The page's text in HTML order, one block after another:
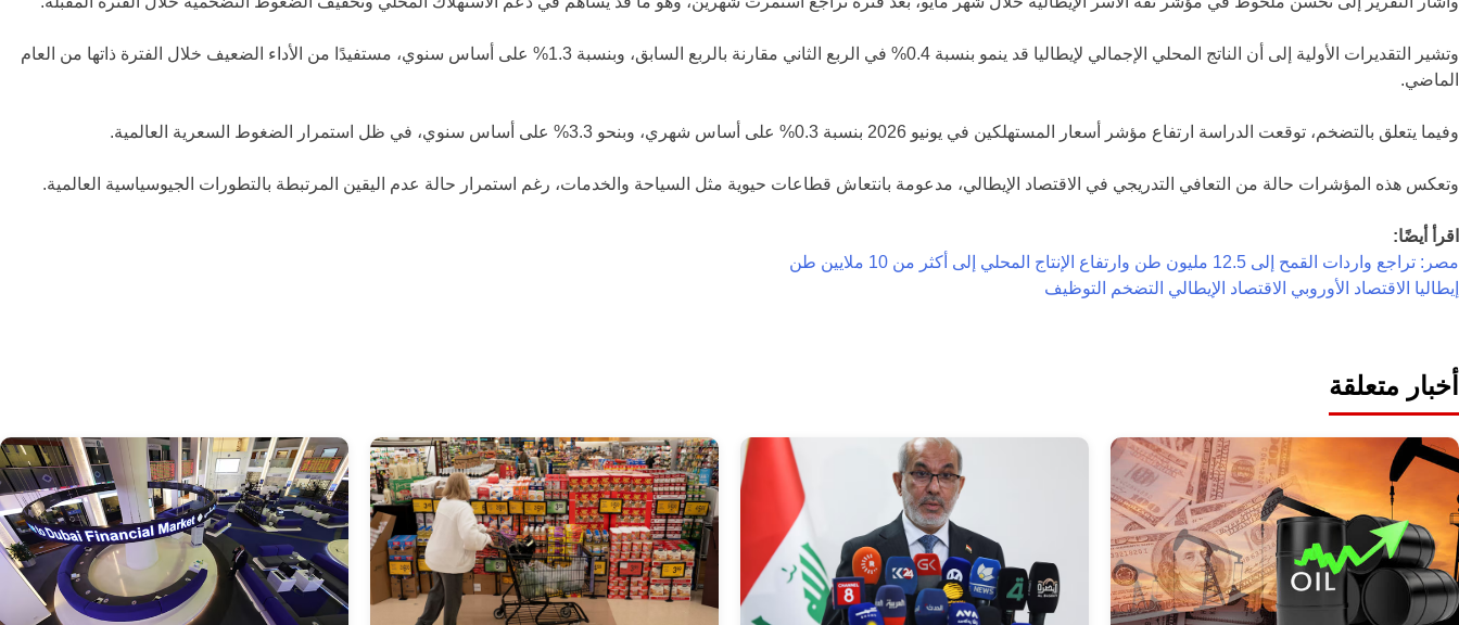
وتشير التقديرات الأولية إلى أن الناتج المحلي الإجمالي لإيطاليا قد ينمو بنسبة 0.4% في الربع الثاني مقارنة بالربع السابق، وبنسبة 1.3% على أساس سنوي، مستفيدًا من الأداء الضعيف خلال الفترة ذاتها من العام
الماضي.
وفيما يتعلق بالتضخم، توقعت الدراسة ارتفاع مؤشر أسعار المستهلكين في يونيو 2026 بنسبة 0.3% على أساس شهري، وبنحو 3.3% على أساس سنوي، في ظل استمرار الضغوط السعرية العالمية.
وتعكس هذه المؤشرات حالة من التعافي التدريجي في الاقتصاد الإيطالي، مدعومة بانتعاش قطاعات حيوية مثل السياحة والخدمات، رغم استمرار حالة عدم اليقين المرتبطة بالتطورات الجيوسياسية العالمية.
اقرأ أيضًا:
مصر: تراجع واردات القمح إلى 12.5 مليون طن وارتفاع الإنتاج المحلي إلى أكثر من 10 ملايين طن
إيطاليا الاقتصاد الأوروبي الاقتصاد الإيطالي التضخم التوظيف
أخبار متعلقة